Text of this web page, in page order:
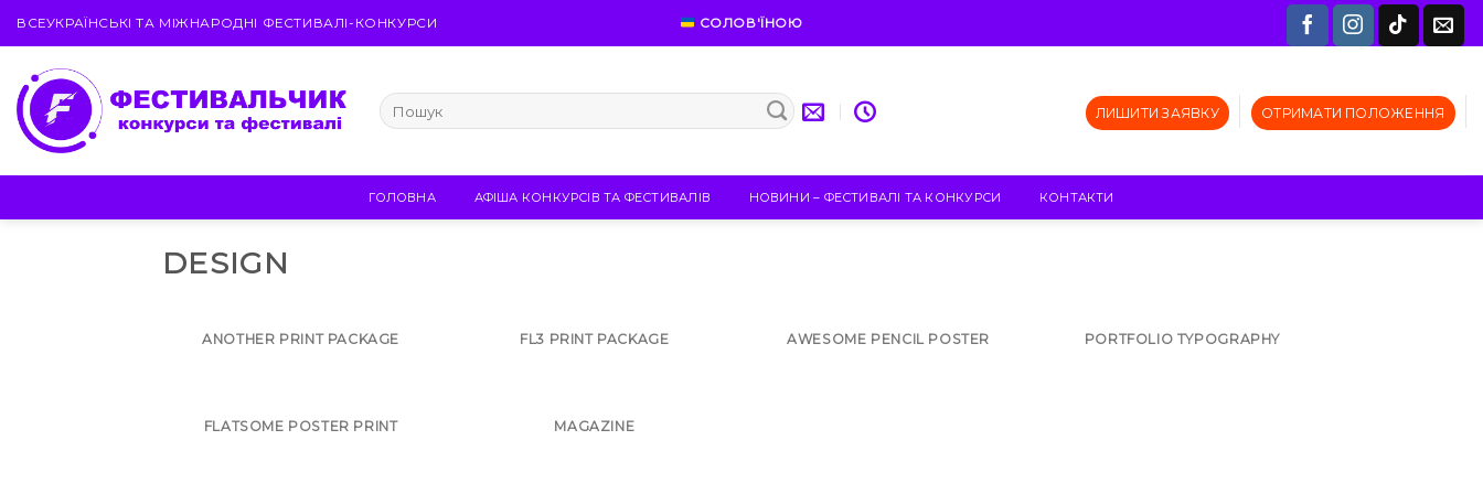
content
ВСЕУКРАЇНСЬКІ ТА МІЖНАРОДНІ ФЕСТИВАЛІ-КОНКУРСИ СОЛОВ'ЇНОЮ
ЛИШИТИ ЗАЯВКУ ОТРИМАТИ ПОЛОЖЕННЯ
ГОЛОВНА АФІША КОНКУРСІВ ТА ФЕСТИВАЛІВ НОВИНИ – ФЕСТИВАЛІ ТА КОНКУРСИ КОНТАКТИ
DESIGN
ANOTHER PRINT PACKAGE FL3 PRINT PACKAGE AWESOME PENCIL POSTER PORTFOLIO TYPOGRAPHY
FLATSOME POSTER PRINT MAGAZINE